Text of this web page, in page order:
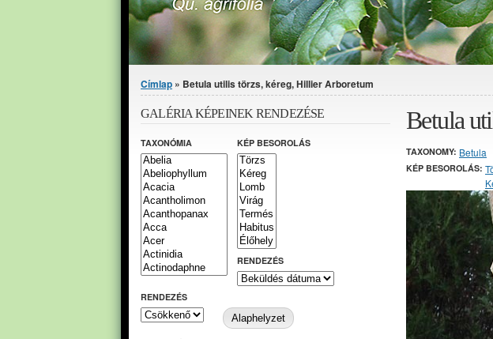
Jelenlegi hely
Címlap » Betula utilis törzs, kéreg, Hillier Arboretum
Betula
TAXONOMY: Betula
KÉP BESOROLÁS:
GALÉRIA KÉPEINEK RENDEZÉSE
TAXONÓMIA KÉP BESOROLÁS
RENDEZÉS
RENDEZÉS